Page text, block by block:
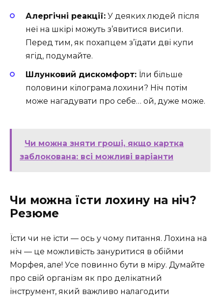
Алергічні реакції: У деяких людей після
неї на шкірі можуть з’явитися висипи.
Перед тим, як похапцем з’їдати дві купи
ягід, подумайте.
Шлунковий дискомфорт: Їли більше
половини кілограма лохини? Ніч потім
може нагадувати про себе… ой, дуже може.
Чи можна зняти гроші, якщо картка
заблокована: всі можливі варіанти
Чи можна їсти лохину на ніч?
Резюме
Їсти чи не їсти — ось у чому питання. Лохина на
ніч — це можливість зануритися в обійми
Морфея, але! Усе повинно бути в міру. Думайте
про свій організм як про делікатний
інструмент, який важливо налагодити